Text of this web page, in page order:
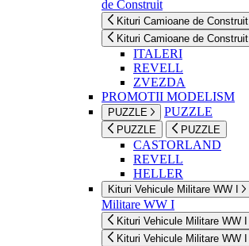
de Construit
Kituri Camioane de Construit
Kituri Camioane de Construit
ITALERI
REVELL
ZVEZDA
PROMOTII MODELISM
PUZZLE PUZZLE
PUZZLE PUZZLE
CASTORLAND
REVELL
HELLER
Kituri Vehicule Militare WW I
Militare WW I
Kituri Vehicule Militare WW I
Kituri Vehicule Militare WW I